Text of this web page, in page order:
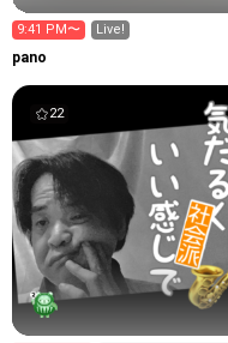
9:41 PM〜 Live!
pano
22